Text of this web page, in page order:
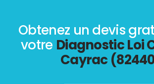
Obtenez un devis
votre Diagnostic Loi
Cayrac